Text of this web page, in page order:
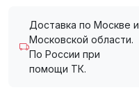
Доставка по Москве и
Московской области.
По России при
помощи ТК.